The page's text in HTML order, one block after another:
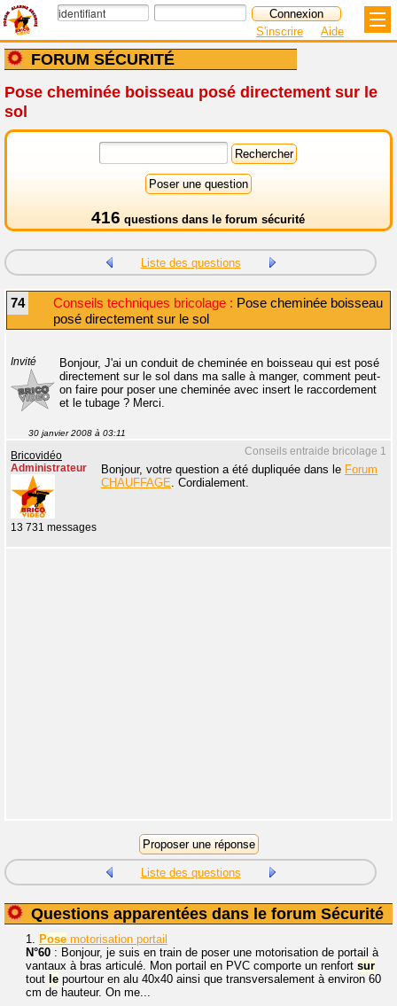
FORUM SÉCURITÉ
S'inscrire Aide
Pose cheminée boisseau posé directement sur le
sol
416 questions dans le forum sécurité
Liste des questions
74 Conseils techniques bricolage : Pose cheminée boisseau
posé directement sur le sol
Invité
Bonjour, J'ai un conduit de cheminée en boisseau qui est posé
directement sur le sol dans ma salle à manger, comment peut-
on faire pour poser une cheminée avec insert le raccordement
et le tubage ? Merci.
30 janvier 2008 à 03:11
Conseils entraide bricolage 1
Bricovidéo
Administrateur
13 731 messages
Bonjour, votre question a été dupliquée dans le Forum
CHAUFFAGE. Cordialement.
Liste des questions
Questions apparentées dans le forum Sécurité
1. Pose motorisation portail
N°60 : Bonjour, je suis en train de poser une motorisation de portail à
vantaux à bras articulé. Mon portail en PVC comporte un renfort sur
tout le pourtour en alu 40x40 ainsi que transversalement à environ 60
cm de hauteur. On me...